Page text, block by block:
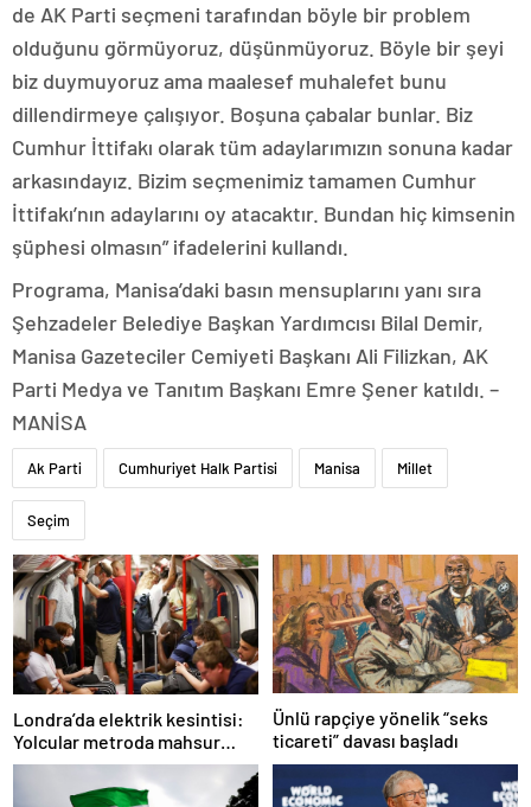
de AK Parti seçmeni tarafından böyle bir problem
olduğunu görmüyoruz, düşünmüyoruz. Böyle bir şeyi
biz duymuyoruz ama maalesef muhalefet bunu
dillendirmeye çalışıyor. Boşuna çabalar bunlar. Biz
Cumhur İttifakı olarak tüm adaylarımızın sonuna kadar
arkasındayız. Bizim seçmenimiz tamamen Cumhur
İttifakı’nın adaylarını oy atacaktır. Bundan hiç kimsenin
şüphesi olmasın” ifadelerini kullandı.
Programa, Manisa’daki basın mensuplarını yanı sıra
Şehzadeler Belediye Başkan Yardımcısı Bilal Demir,
Manisa Gazeteciler Cemiyeti Başkanı Ali Filizkan, AK
Parti Medya ve Tanıtım Başkanı Emre Şener katıldı. –
MANİSA
Ak Parti Cumhuriyet Halk Partisi Manisa Millet
Seçim
Londra’da elektrik kesintisi:
Yolcular metroda mahsur
kaldı
Ünlü rapçiye yönelik “seks
ticareti” davası başladı